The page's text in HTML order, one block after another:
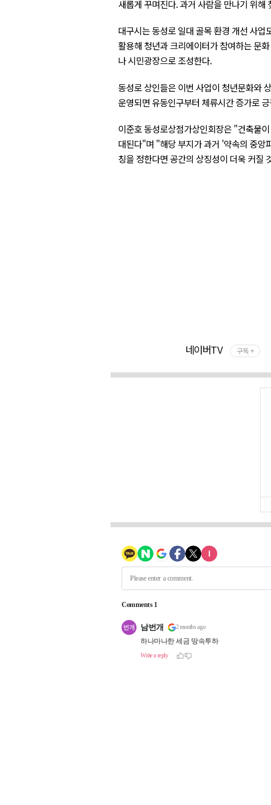
새롭게 꾸며진다. 과거 사람을 만나기 위
대구시는 동성로 일대 골목 환경 개선 사
활용해 청년과 크리에이터가 참여하는 문
나 시민광장으로 조성한다.
동성로 상인들은 이번 사업이 청년문화와
운영되면 유동인구부터 체류시간 증가로
이준호 동성로상점가상인회장은 "건축물
대된다"며 "해당 부지가 과거 '약속의 중앙
칭을 정한다면 공간의 상징성이 더욱 커질
네이버TV 구독 +